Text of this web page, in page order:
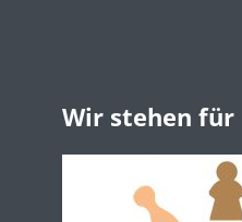
Wir stehen für